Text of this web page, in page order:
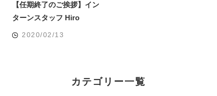
【任期終了のご挨拶】イン
ターンスタッフ Hiro
2020/02/13
カテゴリー一覧